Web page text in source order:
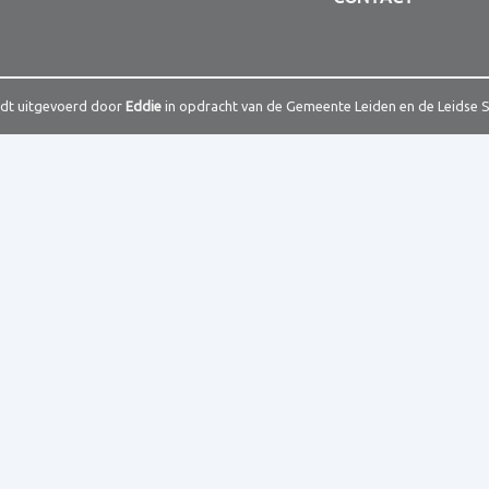
uitgevoerd door Eddie in opdracht van de Gemeente Leiden en de Leidse